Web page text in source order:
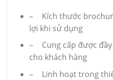
–
Kích thước
lợi khi sử dụng
–
Cung cấp được
cho khách hàng
–
Linh hoạt trong